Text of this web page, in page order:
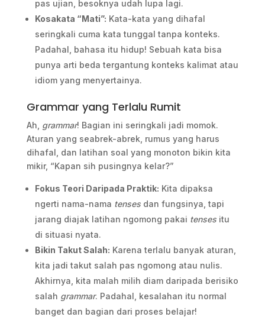
pas ujian, besoknya udah lupa lagi.
Kosakata “Mati”: Kata-kata yang dihafal
seringkali cuma kata tunggal tanpa konteks.
Padahal, bahasa itu hidup! Sebuah kata bisa
punya arti beda tergantung konteks kalimat atau
idiom yang menyertainya.
Grammar yang Terlalu Rumit
Ah, grammar! Bagian ini seringkali jadi momok.
Aturan yang seabrek-abrek, rumus yang harus
dihafal, dan latihan soal yang monoton bikin kita
mikir, “Kapan sih pusingnya kelar?”
Fokus Teori Daripada Praktik: Kita dipaksa
ngerti nama-nama tensesdan fungsinya, tapi
jarang diajak latihan ngomong pakai tensesitu
di situasi nyata.
Bikin Takut Salah: Karena terlalu banyak aturan,
kita jadi takut salah pas ngomong atau nulis.
Akhirnya, kita malah milih diam daripada berisiko
salah grammar. Padahal, kesalahan itu normal
banget dan bagian dari proses belajar!